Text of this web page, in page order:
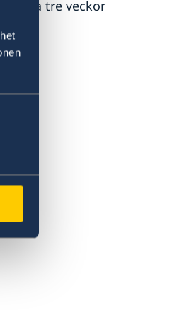
tar ca tre veckor